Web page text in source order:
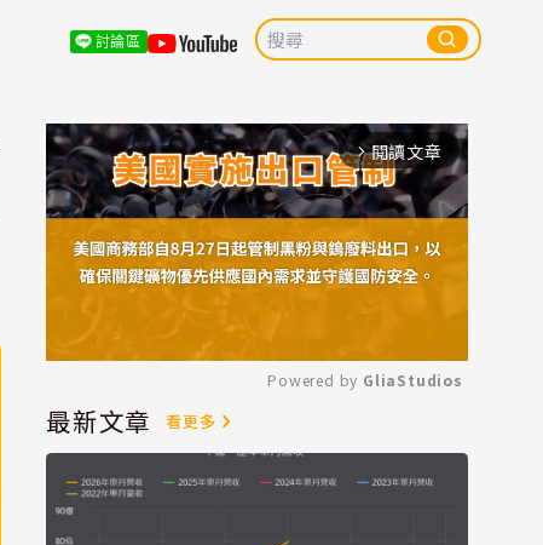
討論區
arrow_forward_ios 閱讀文章
Mute
Powered by GliaStudios
最新文章 看更多